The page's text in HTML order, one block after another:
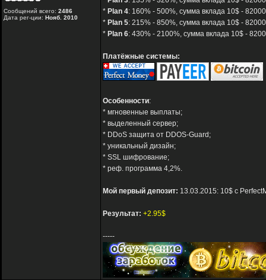
Сообщений всего: 2486
Дата рег-ции: Нояб. 2010
* Plan 4: 160% - 500%, сумма вклада 10$ -
* Plan 5: 215% - 850%, сумма вклада 10$ -
* Plan 6: 430% - 2100%, сумма вклада 10$ -
Платёжные системы:
Особенности:
* мгновенные выплаты;
* выделенный сервер;
* DDoS защита от DDOS-Guard;
* уникальный дизайн;
* SSL шифрование;
* реф. программа 4,2%.
Мой первый депозит: 13.03.2015: 10$ с
Результат: +2.95$
-----